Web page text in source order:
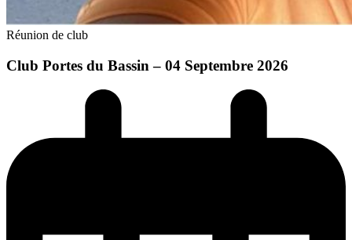
Réunion de club
Club Portes du Bassin – 04 Septembre 2026